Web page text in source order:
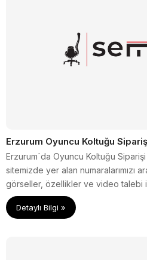
Erzurum Oyuncu Koltuğu
Erzurum´da Oyuncu Koltuğu
sitemizde yer alan numaralarımızı
görseller, özellikler ve video talebi
tanıyabilirsiniz.
Detaylı Bilgi »